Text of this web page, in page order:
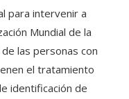
para intervenir a
Mundial de la
las personas con
el tratamiento
identificación de